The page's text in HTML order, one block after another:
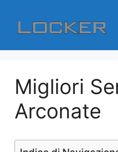
contenuto
Migliori
Arconate